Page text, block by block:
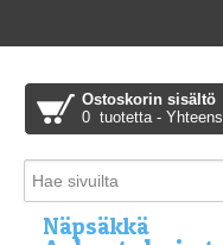
Ostoskorin sisältö
0 tuotetta -
Näpsäkkä